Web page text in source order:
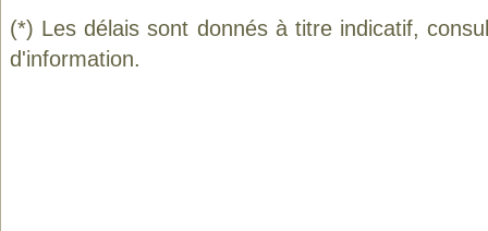
(*) Les délais sont donnés à titre indicatif,
d'information.